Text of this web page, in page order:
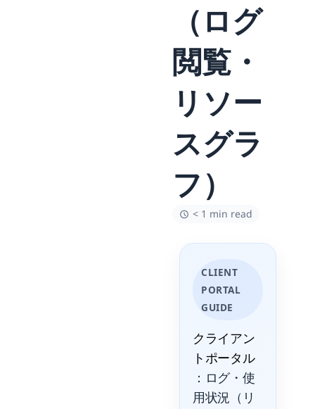
（ログ
閲覧・
リソー
スグラ
フ）
< 1 min read
CLIENT
PORTAL
GUIDE
クライアン
トポータル
：ログ・使
用状況（リ